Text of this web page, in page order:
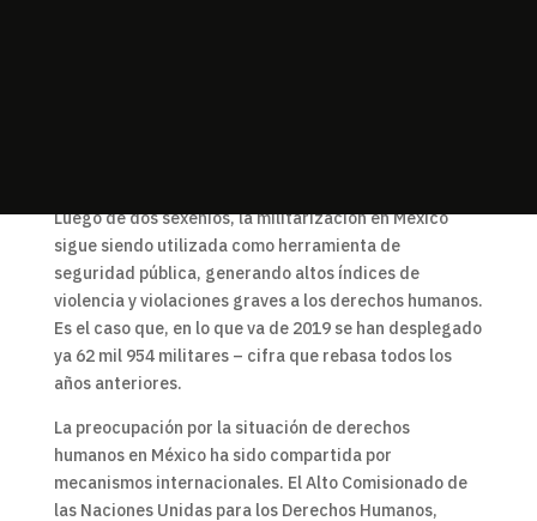
Luego de dos sexenios, la militarización en México
sigue siendo utilizada como herramienta de
seguridad pública, generando altos índices de
violencia y violaciones graves a los derechos humanos.
Es el caso que, en lo que va de 2019 se han desplegado
ya 62 mil 954 militares – cifra que rebasa todos los
años anteriores.
La preocupación por la situación de derechos
humanos en México ha sido compartida por
mecanismos internacionales. El Alto Comisionado de
las Naciones Unidas para los Derechos Humanos,